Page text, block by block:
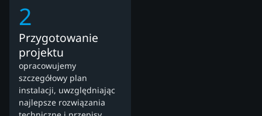
2
Przygotowanie
projektu
opracowujemy
szczegółowy plan
instalacji, uwzględniając
najlepsze rozwiązania